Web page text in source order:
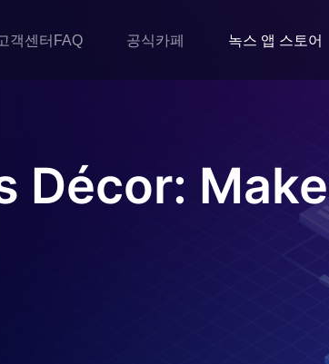
객센터FAQ 공식카페 녹스 앱 스토어
Décor: